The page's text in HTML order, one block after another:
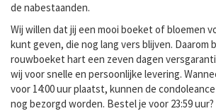
de nabestaanden.
Wij willen dat jij een mooi boeket of bloemen
kunt geven, die nog lang vers blijven. Daarom
rouwboeket hart een zeven dagen
wij voor snelle en persoonlijke levering.
voor 14:00 uur plaatst, kunnen de
nog bezorgd worden. Bestel je voor 23:59